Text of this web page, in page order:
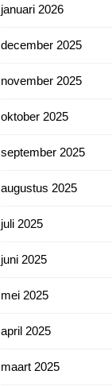
januari 2026
december 2025
november 2025
oktober 2025
september 2025
augustus 2025
juli 2025
juni 2025
mei 2025
april 2025
maart 2025